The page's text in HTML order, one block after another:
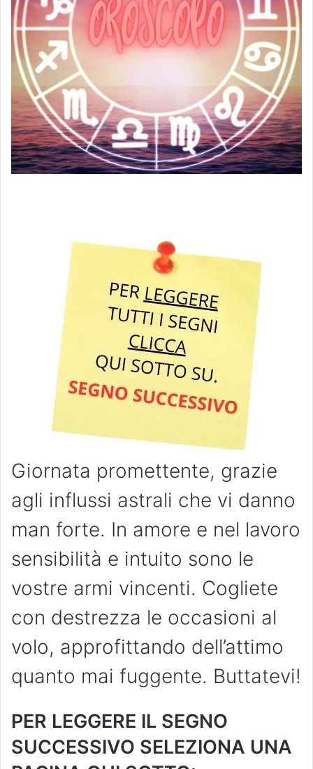
Giornata promettente, grazie
agli influssi astrali che vi danno
man forte. In amore e nel lavoro
sensibilità e intuito sono le
vostre armi vincenti. Cogliete
con destrezza le occasioni al
volo, approfittando dell’attimo
quanto mai fuggente. Buttatevi!
PER LEGGERE IL SEGNO
SUCCESSIVO SELEZIONA UNA